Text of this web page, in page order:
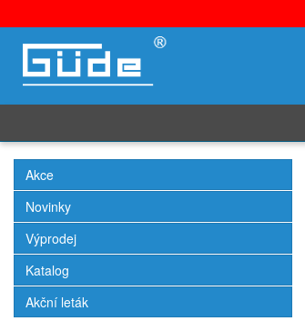
Akce
Novinky
Výprodej
Katalog
Akční leták